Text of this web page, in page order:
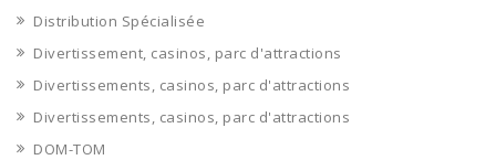
Distribution Spécialisée
Divertissement, casinos, parc d'attractions
Divertissements, casinos, parc d'attractions
Divertissements, casinos, parc d'attractions
DOM-TOM